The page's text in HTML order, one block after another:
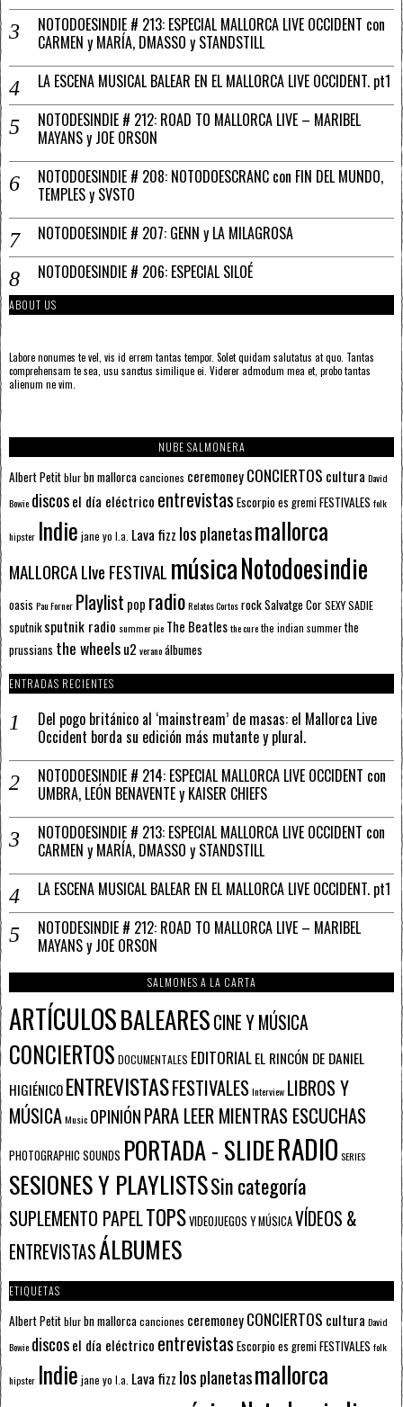
NOTODOESINDIE # 213: ESPECIAL MALLORCA LIVE OCCIDENT con
CARMEN y MARÍA, DMASSO y STANDSTILL
LA ESCENA MUSICAL BALEAR EN EL MALLORCA LIVE OCCIDENT. pt1
NOTODESINDIE # 212: ROAD TO MALLORCA LIVE – MARIBEL
MAYANS y JOE ORSON
NOTODOESINDIE # 208: NOTODOESCRANC con FIN DEL MUNDO,
TEMPLES y SVSTO
NOTODOESINDIE # 207: GENN y LA MILAGROSA
NOTODOESINDIE # 206: ESPECIAL SILOÉ
ABOUT US
Labore nonumes te vel, vis id errem tantas tempor. Solet quidam salutatus at quo. Tantas
comprehensam te sea, usu sanctus similique ei. Viderer admodum mea et, probo tantas
alienum ne vim.
NUBE SALMONERA
Albert Petitblurbn mallorcacanciones ceremoneyCONCIERTOS cultura David
Bowie discosel día eléctrico entrevistas Escorpioes gremiFESTIVALES folk
hipster Indie jane yo l.a. Lava fizz los planetasmallorca
MALLORCA LIve FESTIVAL músicaNotodoesindie
oasis Pau Forner Playlist pop radioRelatos CortosrockSalvatge CorSEXY SADIE
sputnik sputnik radio summer pie The Beatlesthe curethe indian summerthe
prussians the wheelsu2 veranoálbumes
ENTRADAS RECIENTES
Del pogo británico al ‘mainstream’ de masas: el Mallorca Live
Occident borda su edición más mutante y plural.
NOTODOESINDIE # 214: ESPECIAL MALLORCA LIVE OCCIDENT con
UMBRA, LEÓN BENAVENTE y KAISER CHIEFS
NOTODOESINDIE # 213: ESPECIAL MALLORCA LIVE OCCIDENT con
CARMEN y MARÍA, DMASSO y STANDSTILL
LA ESCENA MUSICAL BALEAR EN EL MALLORCA LIVE OCCIDENT. pt1
NOTODESINDIE # 212: ROAD TO MALLORCA LIVE – MARIBEL
MAYANS y JOE ORSON
SALMONES A LA CARTA
ARTÍCULOSBALEARESCINE Y MÚSICA
CONCIERTOS DOCUMENTALES EDITORIALEL RINCÓN DE DANIEL
HIGIÉNICOENTREVISTASFESTIVALESInterview LIBROS Y
MÚSICAMusic OPINIÓNPARA LEER MIENTRAS ESCUCHAS
PHOTOGRAPHIC SOUNDS PORTADA - SLIDERADIO SERIES
SESIONES Y PLAYLISTSSin categoría
SUPLEMENTO PAPELTOPSVIDEOJUEGOS Y MÚSICAVÍDEOS &
ENTREVISTASÁLBUMES
ETIQUETAS
Albert Petitblurbn mallorcacanciones ceremoneyCONCIERTOS cultura David
Bowie discosel día eléctrico entrevistas Escorpioes gremiFESTIVALES folk
hipster Indie jane yo l.a. Lava fizz los planetasmallorca